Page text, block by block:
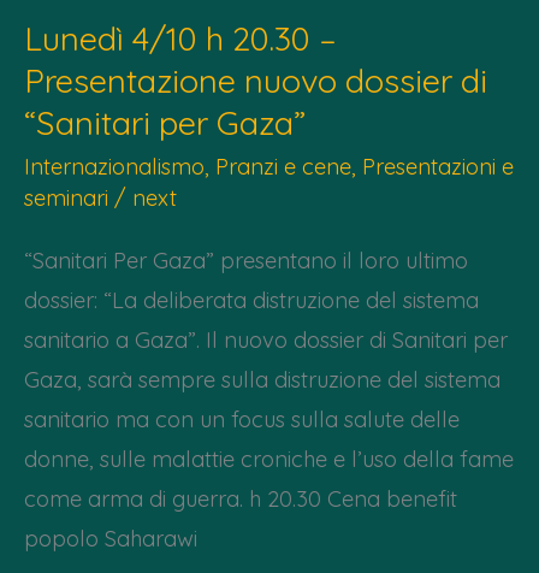
20.30
–
Libano
e
Palestina
Lunedì 4/10 h 20.30 –
Presentazione nuovo dossier di
“Sanitari per Gaza”
Internazionalismo, Pranzi e cene, Presentazioni e
seminari / next
“Sanitari Per Gaza” presentano il loro ultimo
dossier: “La deliberata distruzione del sistema
sanitario a Gaza”. Il nuovo dossier di Sanitari per
Gaza, sarà sempre sulla distruzione del sistema
sanitario ma con un focus sulla salute delle
donne, sulle malattie croniche e l’uso della fame
come arma di guerra. h 20.30 Cena benefit
popolo Saharawi